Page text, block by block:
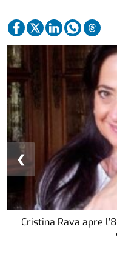
Cristina Rava apre
❮